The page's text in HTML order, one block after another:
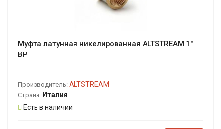
Муфта латунная никелированная ALTSTREAM 1"
ВР
Производитель: ALTSTREAM
Страна: Италия
Есть в наличии